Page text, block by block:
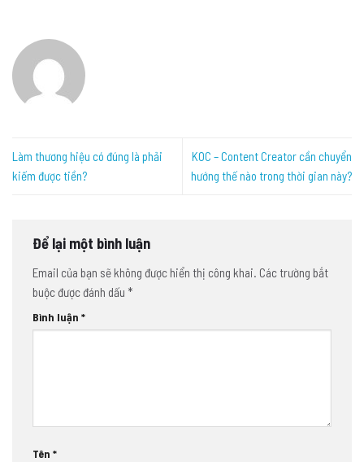
Làm thương hiệu có đúng là phải
kiếm được tiền?
KOC – Content Creator cần chuyển
hướng thế nào trong thời gian này?
Để lại một bình luận
Email của bạn sẽ không được hiển thị công khai. Các trường bắt
buộc được đánh dấu *
Bình luận *
Tên *